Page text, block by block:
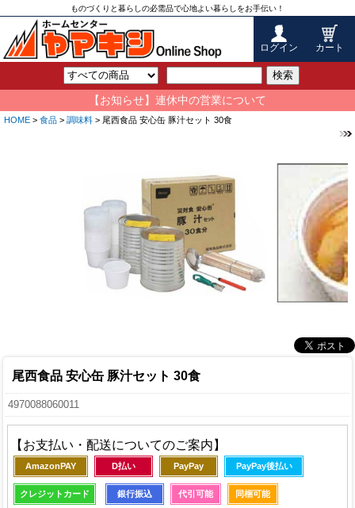
ものづくりと暮らしの必需品で心地よい暮らしをお手伝い！
ログイン カート
検索
【お知らせ】連休中の営業について
HOME > 食品 > 調味料 > 尾西食品 安心缶 豚汁セット 30食
尾西食品 安心缶 豚汁セット 30食
4970088060011
【お支払い・配送についてのご案内】
AmazonPAY D払い PayPay PayPay後払い
クレジットカード 銀行振込 代引可能 同梱可能